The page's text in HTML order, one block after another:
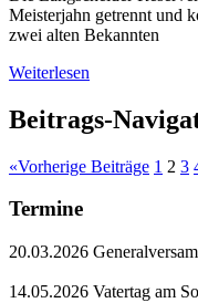
Meisterjahn getrennt und
zwei alten Bekannten
Weiterlesen
Beitrags-
«Vorherige Beiträge 1 2 3
Termine
20.03.2026
14.05.2026 Vatertag am